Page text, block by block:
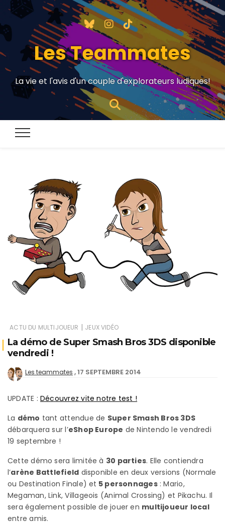
Les Teammates
La vie et l'avis d'un couple d'explorateurs ludiques!
ACTU DU MULTIJOUEUR | JEUX VIDÉO
La démo de Super Smash Bros 3DS disponible
vendredi !
Les teammates 17 SEPTEMBRE 2014
UPDATE :Découvrez vite notre test !
La démo tant attendue de Super Smash Bros 3DS
débarquera sur l’eShop Europe de Nintendo le vendredi
19 septembre !
Cette démo sera limitée à 30 parties. Elle contiendra
l’arène Battlefield disponible en deux versions (Normale
ou Destination Finale) et 5 personnages: Mario,
Megaman, Link, Villageois (Animal Crossing) et Pikachu. Il
sera également possible de jouer en multijoueur local
entre amis.